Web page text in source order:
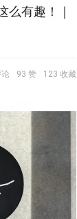
么有趣！｜
93 赞 123 收藏